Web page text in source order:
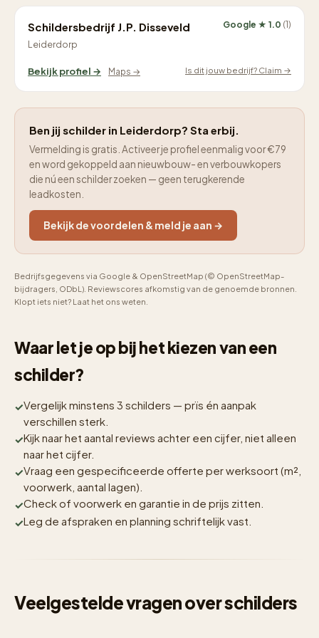
Schildersbedrijf J.P. Disseveld
Leiderdorp
Google ★ 1.0 (1)
Bekijk profiel → Maps → Is dit jouw bedrijf? Claim →
Ben jij schilder in Leiderdorp? Sta erbij.
Vermelding is gratis. Activeer je profiel eenmalig voor €79
en word gekoppeld aan nieuwbouw- en verbouwkopers
die nú een schilder zoeken — geen terugkerende
leadkosten.
Bekijk de voordelen & meld je aan →
Bedrijfsgegevens via Google & OpenStreetMap (© OpenStreetMap-
bijdragers, ODbL). Reviewscores afkomstig van de genoemde bronnen.
Klopt iets niet? Laat het ons weten.
Waar let je op bij het kiezen van een
schilder?
Vergelijk minstens 3 schilders — prïs én aanpak
verschillen sterk.
Kijk naar het aantal reviews achter een cijfer, niet alleen
naar het cijfer.
Vraag een gespecificeerde offerte per werksoort (m²,
voorwerk, aantal lagen).
Check of voorwerk en garantie in de prijs zitten.
Leg de afspraken en planning schriftelijk vast.
Veelgestelde vragen over schilders